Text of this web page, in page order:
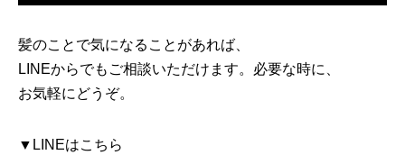
髪のことで気になることがあれば、
LINEからでもご相談いただけます。必要な時に、
お気軽にどうぞ。
▼LINEはこちら